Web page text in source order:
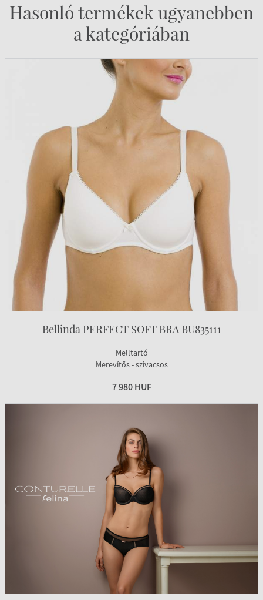
Hasonló termékek ugyanebben
a kategóriában
Bellinda PERFECT SOFT BRA BU835111
Melltartó
Merevítős - szivacsos
7 980 HUF